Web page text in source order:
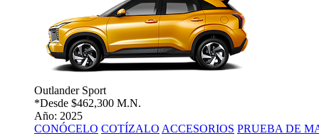
Outlander Sport
*Desde $462,300 M.N.
Año: 2025
CONÓCELO COTÍZALO ACCESORIOS PRUEBA DE